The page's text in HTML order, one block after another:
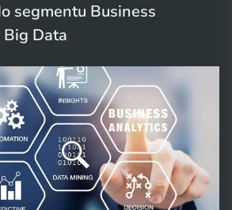
segmentu Business
Data